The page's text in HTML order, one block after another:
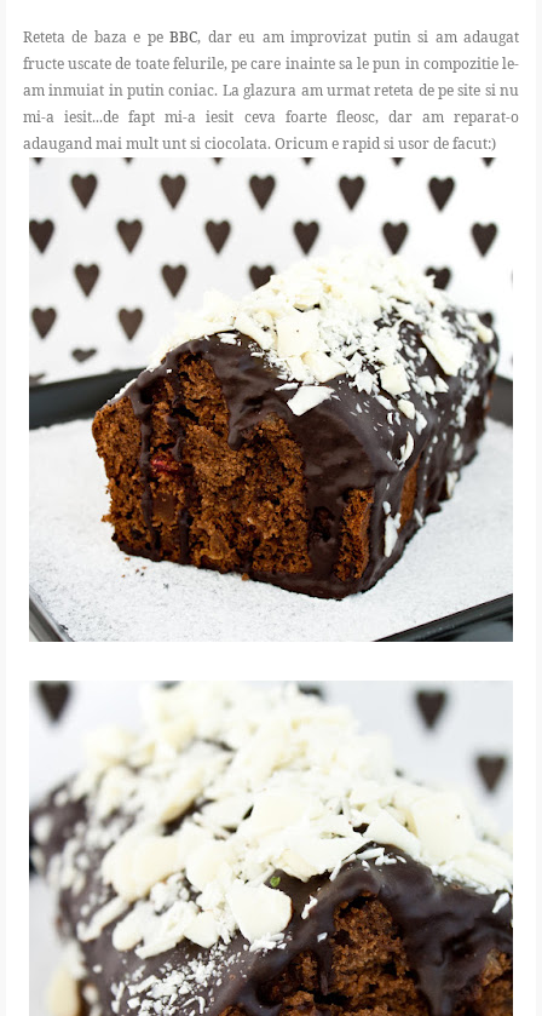
Reteta de baza e peBBC, dar eu am improvizat putin si am adaugat
fructe uscate de toate felurile, pe care inainte sa le pun in compozitie le-
am inmuiat in putin coniac. La glazura am urmat reteta de pe site si nu
mi-a iesit...de fapt mi-a iesit ceva foarte fleosc, dar am reparat-o
adaugand mai mult unt si ciocolata. Oricum e rapid si usor de facut:)